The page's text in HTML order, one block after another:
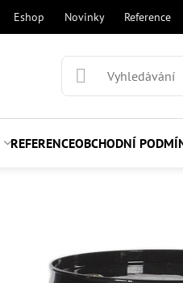
Eshop Novinky Reference
REFERENCEOBCHODNÍ